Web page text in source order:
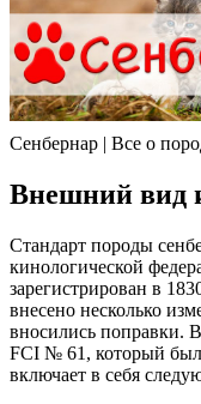
Сенбернар | Все о
Внешний вид
Стандарт породы
кинологической
зарегистрирован в
внесено несколько
вносились поправки.
FCI № 61, который был
включает в себя